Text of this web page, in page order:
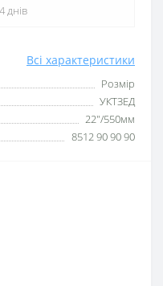
Всі характеристики
Розмір
УКТЗЕД
22"/550мм
8512 90 90 90
днів